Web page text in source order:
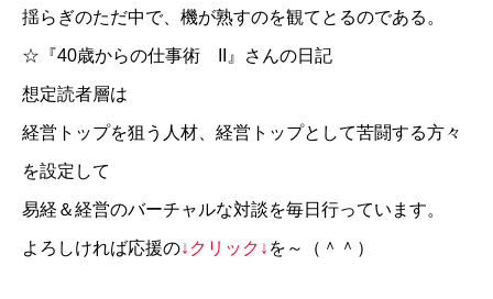
揺らぎのただ中で、機が熟すのを観てとるのである。
☆ 『40歳からの仕事術 II』さんの日記
想定読者層は
経営トップを狙う人材、経営トップとして苦闘する方々
を設定して
易経＆経営のバーチャルな対談を毎日行っています。
よろしければ応援の↓クリック↓ を～（＾＾）